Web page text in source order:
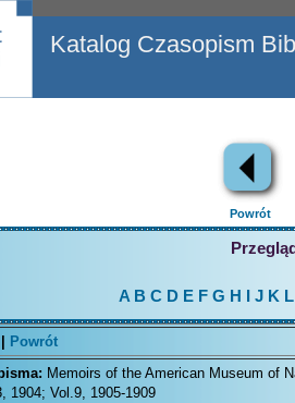
Katalog Czasopism
Powrót
A B C D EFG H J K L
Powrót
Memoirs of the American Museum of
1904; Vol.9, 1905-1909